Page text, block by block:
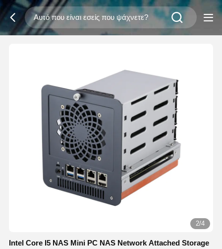
2/4
Intel Core I5 NAS Mini PC NAS Network Attached Storage